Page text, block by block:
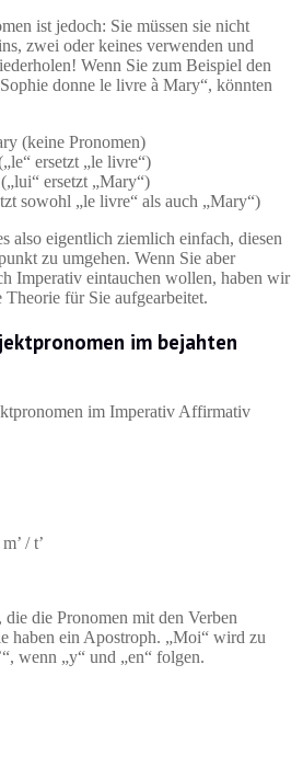
ist jedoch: Sie müssen sie nicht
zwei oder keines verwenden und
Wenn Sie zum Beispiel den
donne le livre à Mary“, könnten
(keine Pronomen)
ersetzt „le livre“)
ersetzt „Mary“)
sowohl „le livre“ als auch „Mary“)
also eigentlich ziemlich einfach, diesen
zu umgehen. Wenn Sie aber
Imperativ eintauchen wollen, haben wir
Theorie für Sie aufgearbeitet.
im bejahten
im Imperativ Affirmativ
/ t’
die Pronomen mit den Verben
haben ein Apostroph. „Moi“ wird zu
wenn „y“ und „en“ folgen.